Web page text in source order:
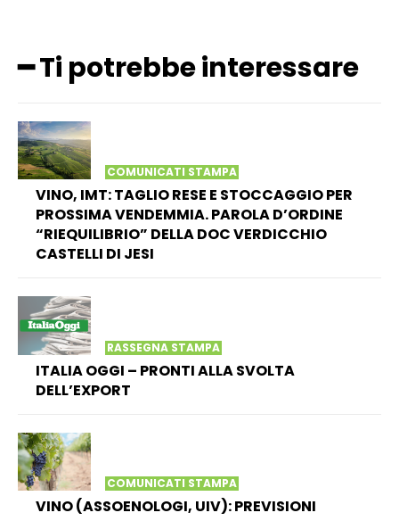
━ Ti potrebbe interessare
COMUNICATI STAMPA
VINO, IMT: TAGLIO RESE E STOCCAGGIO PER
PROSSIMA VENDEMMIA. PAROLA D’ORDINE
“RIEQUILIBRIO” DELLA DOC VERDICCHIO
CASTELLI DI JESI
RASSEGNA STAMPA
ITALIA OGGI – PRONTI ALLA SVOLTA
DELL’EXPORT
COMUNICATI STAMPA
VINO (ASSOENOLOGI, UIV): PREVISIONI